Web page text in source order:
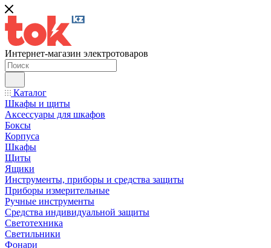
Интернет-магазин электротоваров
Каталог
Шкафы и щиты
Аксессуары для шкафов
Боксы
Корпуса
Шкафы
Щиты
Ящики
Инструменты, приборы и средства защиты
Приборы измерительные
Ручные инструменты
Средства индивидуальной защиты
Светотехника
Светильники
Фонари